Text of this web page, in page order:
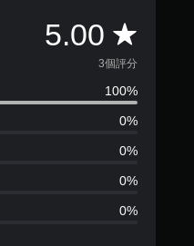
5.00 平
均
評
分
為
5
3個評分
100%
0%
0%
0%
0%